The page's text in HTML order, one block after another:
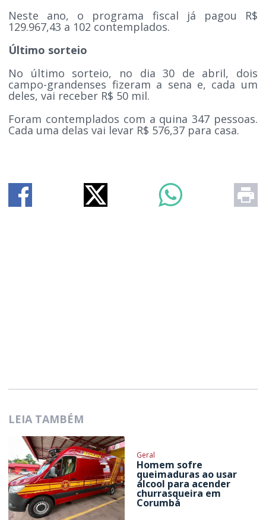
Neste ano, o programa fiscal já pagou R$
129.967,43 a 102 contemplados.
Último sorteio
No último sorteio, no dia 30 de abril, dois
campo-grandenses fizeram a sena e, cada um
deles, vai receber R$ 50 mil.
Foram contemplados com a quina 347 pessoas.
Cada uma delas vai levar R$ 576,37 para casa.
LEIA TAMBÉM
Geral
Homem sofre
queimaduras ao usar
álcool para acender
churrasqueira em
Corumbá